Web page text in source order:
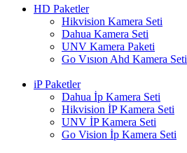
HD Paketler
Hikvision Kamera Seti
Dahua Kamera Seti
UNV Kamera Paketi
Go Vısıon Ahd Kamera Seti
iP Paketler
Dahua İp Kamera Seti
Hikvision İP Kamera Seti
UNV İP Kamera Seti
Go Vision İp Kamera Seti